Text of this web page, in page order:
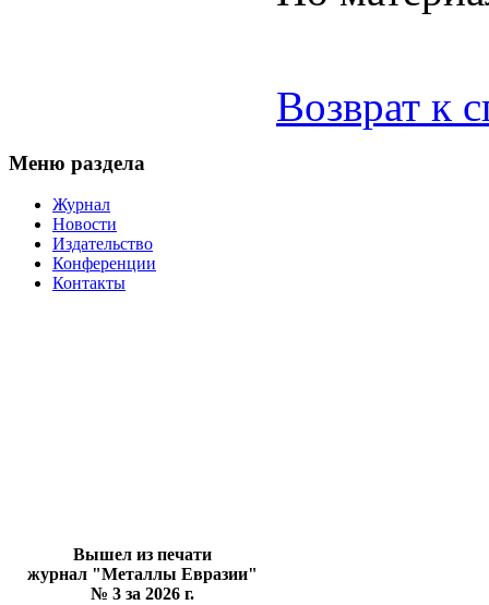
Возврат к
Меню раздела
Журнал
Новости
Издательство
Конференции
Контакты
Вышел из печати
журнал "Металлы Евразии"
№ 3 за 2026 г.